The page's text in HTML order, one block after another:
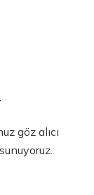
göz alıcı